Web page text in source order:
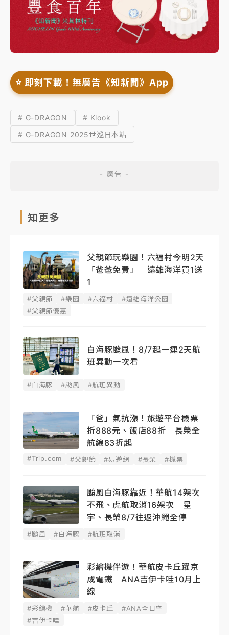
⭐️ 即刻下載！無廣告《知新聞》App
# G-DRAGON
# Klook
# G-DRAGON 2025世巡日本站
知更多
父親節玩樂園！六福村今明2天
「爸爸免費」 遠雄海洋買1送
1
#父親節 #樂園 #六福村
#遠雄海洋公園
#父親節優惠
白海豚颱風！8/7起一連2天航
班異動一次看
#白海豚 #颱風 #航班異動
「爸」氣抗漲！旅遊平台機票
折888元、飯店88折 長榮全
航線83折起
#Trip.com #父親節 #易遊網 #長榮 #機票
颱風白海豚靠近！華航14架次
不飛、虎航取消16架次 星
宇、長榮8/7往返沖繩全停
#颱風 #白海豚 #航班取消
彩繪機伴遊！華航皮卡丘躍京
成電鐵 ANA吉伊卡哇10月上
線
#彩繪機 #華航 #皮卡丘
#ANA全日空
#吉伊卡哇